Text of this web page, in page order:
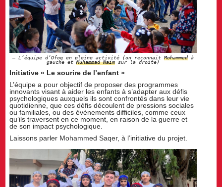
L’équipe d’Ofoq en pleine activité (on reconnaitMohammed à
gauche etMuhammad Naim sur la droite)
Initiative « Le sourire de l’enfant »
L’équipe a pour objectif de proposer des programmes
innovants visant à aider les enfants à s’adapter aux défis
psychologiques auxquels ils sont confrontés dans leur vie
quotidienne, que ces défis découlent de pressions sociales
ou familiales, ou des événements difficiles, comme ceux
qu’ils traversent en ce moment, en raison de la guerre et
de son impact psychologique.
Laissons parler Mohammed Saqer, à l’initiative du projet.